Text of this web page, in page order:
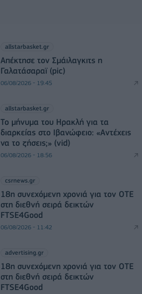
allstarbasket.gr
Απέκτησε τον Σμάιλαγκιτς η
Γαλατάσαραϊ (pic)
06/08/2026 - 19:45
allstarbasket.gr
Το μήνυμα του Ηρακλή για τα
διαρκείας στο Ιβανώφειο: «Αντέχεις
να το ζήσεις;» (vid)
06/08/2026 - 18:56
csrnews.gr
18η συνεχόμενη χρονιά για τον ΟΤΕ
στη διεθνή σειρά δεικτών
FTSE4Good
06/08/2026 - 11:42
advertising.gr
18η συνεχόμενη χρονιά για τον ΟΤΕ
στη διεθνή σειρά δεικτών
FTSE4Good